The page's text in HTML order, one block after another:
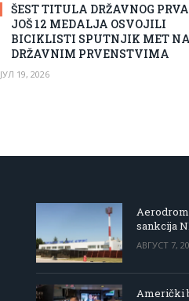
ŠEST TITULA DRŽAVNOG
JOŠ 12 MEDALJA OSVOJILI
BICIKLISTI SPUTNJIK MET
DRŽAVNIM PRVENSTVIMA
ЈУЛ 19, 2026
Aerodrom
sankcija
АВГУСТ 7,
Američki